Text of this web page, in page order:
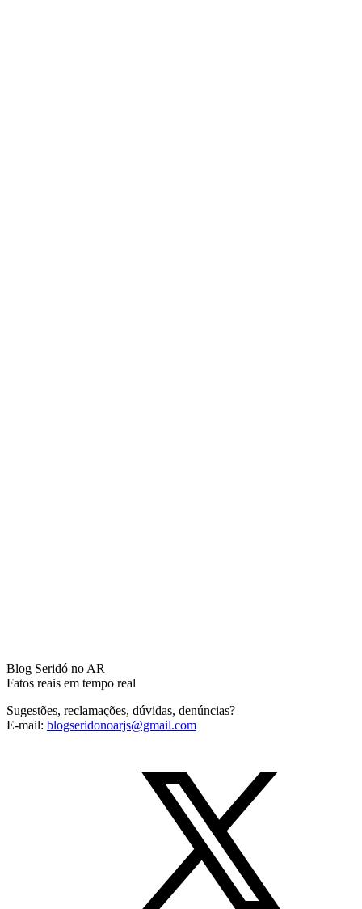
Blog Seridó no AR
Fatos reais em tempo real
Sugestões, reclamações, dúvidas, denúncias?
E-mail: blogseridonoarjs@gmail.com